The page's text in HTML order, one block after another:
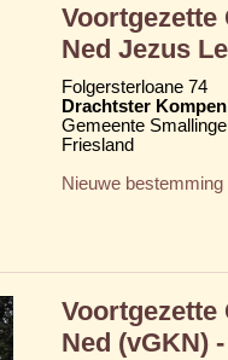
Ned Jezus
Folgersterloane 74
Drachtster
Gemeente
Friesland
Nieuwe bestemming
Ned (vGKN)